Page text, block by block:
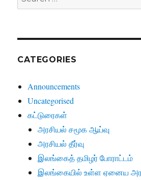
for:
CATEGORIES
Announcements
Uncategorised
கட்டுரைகள்
அரசியல் சமூக ஆய்வு
அரசியல் தீர்வு
இலங்கைத் தமிழர் போராட்டம்
இலங்கையில் உள்ள ஏனைய